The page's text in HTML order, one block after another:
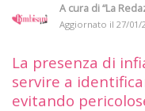
A cura di“La
Aggiornato il 27/01/
La presenza di
servire a
evitando